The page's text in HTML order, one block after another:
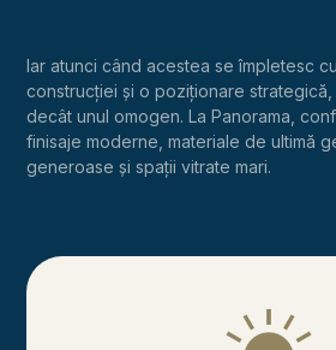
Iar atunci când acestea se împletesc
construcţiei şi o poziţionare
decât unul omogen. La Panorama,
finisaje moderne, materiale de ultimă
generoase și spații vitrate mari.